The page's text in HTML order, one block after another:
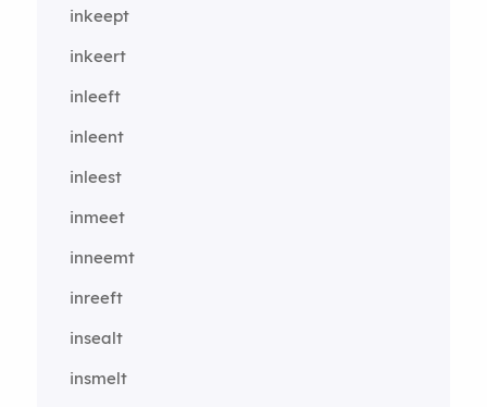
inkeept
inkeert
inleeft
inleent
inleest
inmeet
inneemt
inreeft
insealt
insmelt